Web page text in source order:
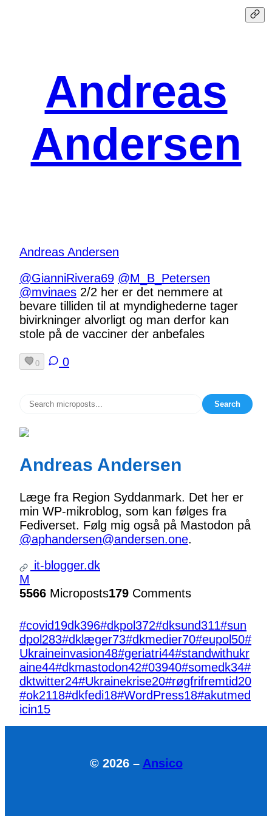
Andreas
Andersen
Andreas Andersen
@GianniRivera69 @M_B_Petersen
@mvinaes 2/2 her er det nemmere at
bevare tilliden til at myndighederne tager
bivirkninger alvorligt og man derfor kan
stole på de vacciner der anbefales
0 0
Search
Andreas Andersen
Læge fra Region Syddanmark. Det her er
min WP-mikroblog, som kan følges fra
Fediverset. Følg mig også på Mastodon på
@aphandersen@andersen.one.
it-blogger.dk
M
5566 Microposts179 Comments
#covid19dk396#dkpol372#dksund311#sun
dpol 283#dklæger73#dkmedier70#eupol 50#
Ukraineinvasion48#geriatri44#standwithukr
aine44#dkmastodon42#03940#somedk34#
dktwitter24#Ukrainekrise20#røgfrifremtid20
#ok2118#dkfedi18#WordPress18#akutmed
icin15
© 2026 – Ansico